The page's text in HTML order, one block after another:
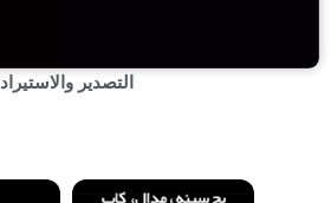
التصدیر والاستیراد